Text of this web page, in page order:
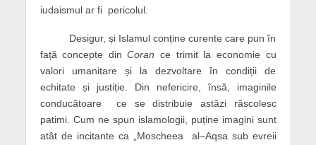
iudaismul ar fi pericolul.
Desigur, și Islamul conține curente care pun în
față concepte dinCoran ce trimit la economie cu
valori umanitare și la dezvoltare în condiții de
echitate și justiție. Din nefericire, însă, imaginile
conducătoare ce se distribuie astăzi răscolesc
patimi. Cum ne spun islamologii, puține imagini sunt
atât de incitante ca „Moscheea al–Aqsa sub evreii